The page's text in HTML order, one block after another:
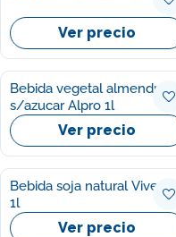
Ver precio
Bebida vegetal almendra
s/azucar Alpro 1l
Ver precio
Bebida soja natural Vivesoy
1l
Ver precio